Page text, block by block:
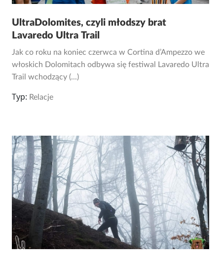
UltraDolomites, czyli młodszy brat
Lavaredo Ultra Trail
Jak co roku na koniec czerwca w Cortina d’Ampezzo we
włoskich Dolomitach odbywa się festiwal Lavaredo Ultra
Trail wchodzący (...)
Typ: Relacje